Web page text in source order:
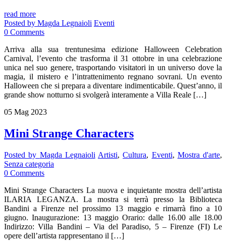
read more
Posted by Magda Legnaioli Eventi
0 Comments
Arriva alla sua trentunesima edizione Halloween Celebration
Carnival, l’evento che trasforma il 31 ottobre in una celebrazione
unica nel suo genere, trasportando visitatori in un universo dove la
magia, il mistero e l’intrattenimento regnano sovrani. Un evento
Halloween che si prepara a diventare indimenticabile. Quest’anno, il
grande show notturno si svolgerà interamente a Villa Reale […]
05 Mag 2023
Mini Strange Characters
Posted by Magda Legnaioli Artisti,Cultura, Eventi, Mostra d'arte,
Senza categoria
0 Comments
Mini Strange Characters La nuova e inquietante mostra dell’artista
ILARIA LEGANZA. La mostra si terrà presso la Biblioteca
Bandini a Firenze nel prossimo 13 maggio e rimarrà fino a 10
giugno. Inaugurazione: 13 maggio Orario: dalle 16.00 alle 18.00
Indirizzo: Villa Bandini – Via del Paradiso, 5 – Firenze (FI) Le
opere dell’artista rappresentano il […]